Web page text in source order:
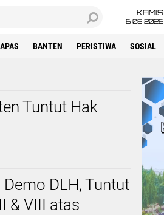
KAMIS
6 08 2026
BANTEN PERISTIWA SOSIAL
Tuntut Hak
DLH, Tuntut
& VIII atas